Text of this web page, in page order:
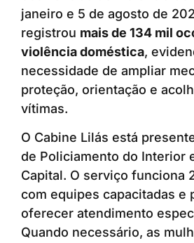
janeiro e 5 de agosto de
registrou mais de 134 mil
violência doméstica,
necessidade de ampliar
proteção, orientação e
vítimas.
O Cabine Lilás está
de Policiamento do Interior
Capital. O serviço funciona
com equipes capacitadas e
oferecer atendimento
Quando necessário, as